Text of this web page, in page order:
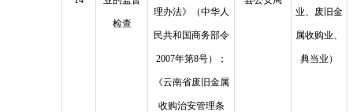
检查
理办法》（中华人
民共和国商务部令
2007年第8号）；
《云南省废旧金属
收购治安管理条
业、废旧金
属收购业、
典当业）